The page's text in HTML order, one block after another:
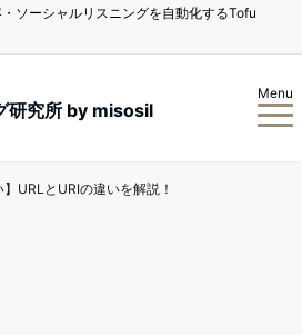
ソーシャルリスニングを自動化するTofu
研究所 by misosil
Menu
】URLとURIの違いを解説！